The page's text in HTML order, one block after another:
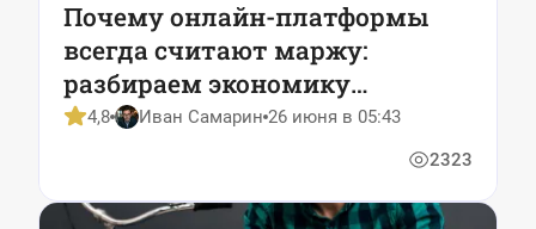
Почему онлайн-платформы
всегда считают маржу:
разбираем экономику
цифровых сервисов на
4,8 Иван Самарин 26 июня в 05:43
2323